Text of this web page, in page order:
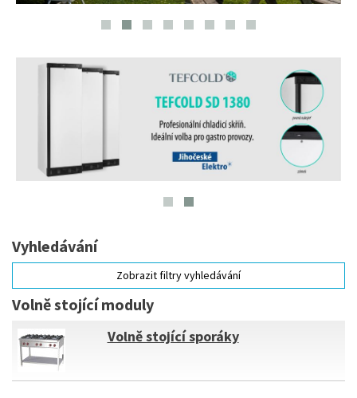
Vyhledávání
Zobrazit filtry vyhledávání
Volně stojící moduly
Volně stojící sporáky